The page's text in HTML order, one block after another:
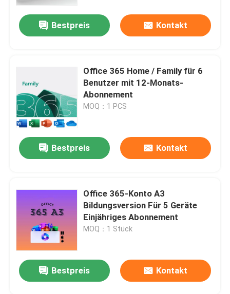
Bestpreis Kontakt
Office 365 Home / Family für 6
Benutzer mit 12-Monats-
Abonnement
MOQ：1 PCS
Bestpreis Kontakt
Office 365-Konto A3
Bildungsversion Für 5 Geräte
Einjähriges Abonnement
MOQ：1 Stück
Bestpreis Kontakt